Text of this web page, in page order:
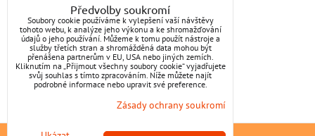
Platanová 2831
440 01 Louny
ZAVOLÁME VÁM ZPĚT
GSM: +420 603 586 057 NONSTOP
Předvolby soukromí
Soubory cookie používáme k vylepšení vaší návštěvy
tohoto webu, k analýze jeho výkonu a ke shromažďování
údajů o jeho používání. Můžeme k tomu použít nástroje a
služby třetích stran a shromážděná data mohou být
přenášena partnerům v EU, USA nebo jiných zemích.
Kliknutím na „Přijmout všechny soubory cookie“ vyjadřujete
svůj souhlas s tímto zpracováním. Níže můžete najít
podrobné informace nebo upravit své preference.
Zásady ochrany soukromí